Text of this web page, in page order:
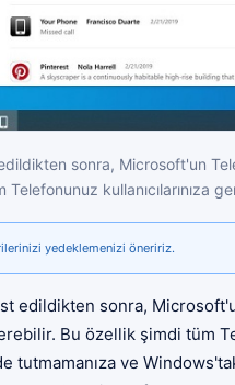
sonra, Microsoft'un
kullanıcılarınıza
yedeklemenizi öneririz.
edildikten sonra,
Bu özellik şimdi tüm
tutmamanıza ve